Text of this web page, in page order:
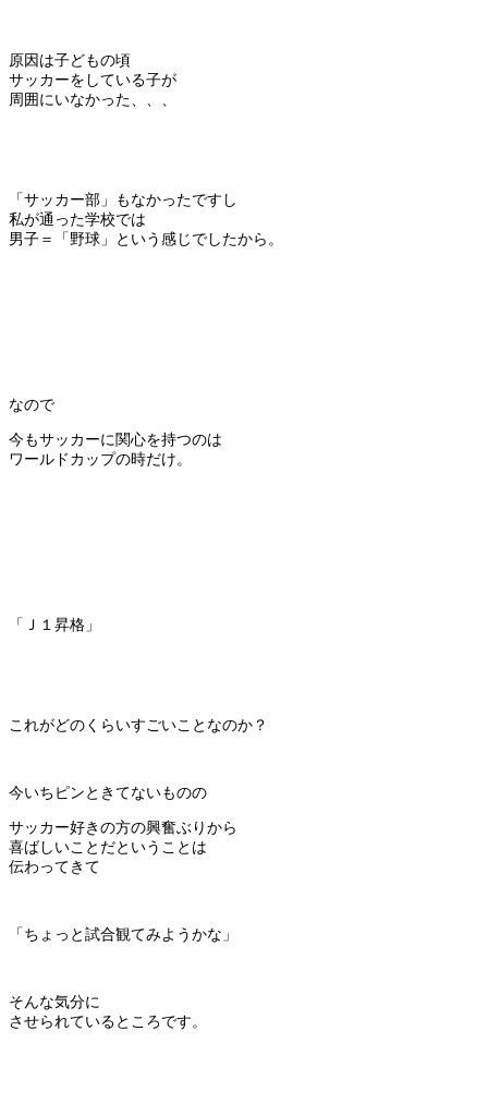
原因は子どもの頃
サッカーをしている子が
周囲にいなかった、、、
「サッカー部」もなかったですし
私が通った学校では
男子＝「野球」という感じでしたから。
なので
今もサッカーに関心を持つのは
ワールドカップの時だけ。
「Ｊ１昇格」
これがどのくらいすごいことなのか？
今いちピンときてないものの
サッカー好きの方の興奮ぶりから
喜ばしいことだということは
伝わってきて
「ちょっと試合観てみようかな」
そんな気分に
させられているところです。